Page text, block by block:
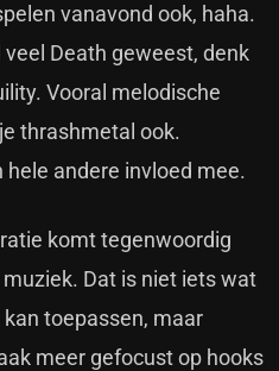
vanavond ook, haha.
Death geweest, denk
Vooral melodische
thrashmetal ook.
andere invloed mee.
komt tegenwoordig
Dat is niet iets wat
toepassen, maar
meer gefocust op hooks